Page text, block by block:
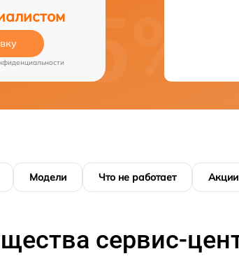
Модели Что не работает Акции
сервис-